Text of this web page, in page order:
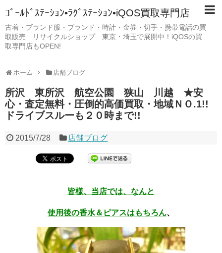
ｺﾞｰﾙﾄﾞｽﾃｰｼｮﾝ•ﾗｸﾞｽﾃｰｼｮﾝ•iQOS買取専門店
古着・ブランド服・ブランド・時計・金券・切手・携帯電話の買
取販売 リサイクルショップ 東京・埼玉で展開中！iQOSの買
取専門店もOPEN!
ホーム 店舗ブログ
所沢 東所沢 航空公園 狭山 川越 ★安
心・査定無料・圧倒的高価買取・地域ＮＯ.1!!
ドライブスルーも２０時まで!!
2015/7/28 店舗ブログ
皆様、当店では、なんと
使用後の香水＆ピアスはもちろん、